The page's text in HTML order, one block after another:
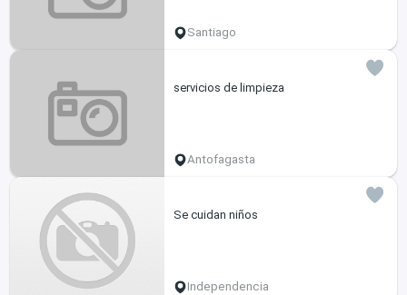
Santiago
servicios de limpieza
Antofagasta
Se cuidan niños
Independencia